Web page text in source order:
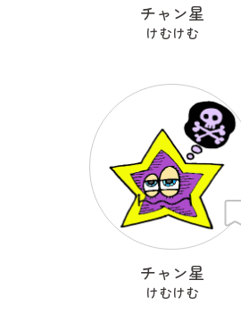
チャン星
けむけむ
チャン星
けむけむ